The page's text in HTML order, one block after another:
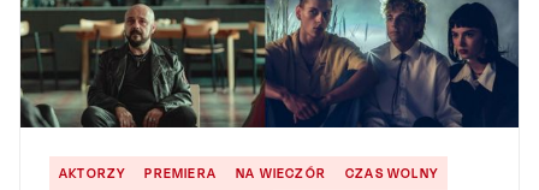
AKTORZY PREMIERA NA WIECZÓR
CZAS WOLNY